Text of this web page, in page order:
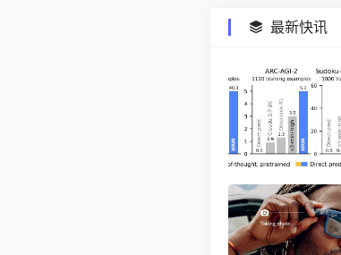
最新快讯